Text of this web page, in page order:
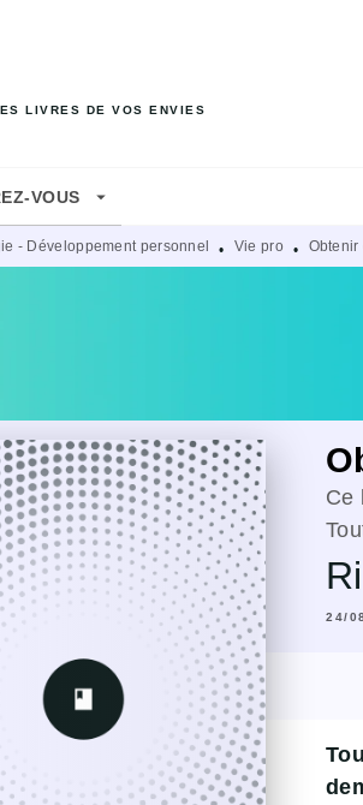
LIVRES DE VOS ENVIES
VOUS arrow_drop_down
- Développement personnel • Vie pro • Obtenir
Ce
24/